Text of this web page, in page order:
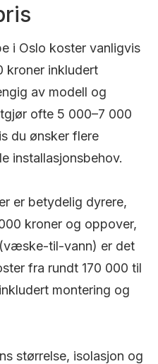
i Oslo koster vanligvis
kroner inkludert
av modell og
ofte 5 000–7 000
du ønsker flere
installasjonsbehov.
er betydelig dyrere,
kroner og oppover,
til-vann) er det
fra rundt 170 000 til
montering og
størrelse, isolasjon og